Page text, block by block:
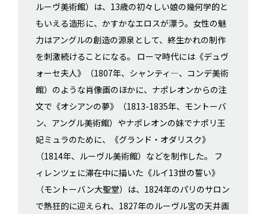
ルーヴ美術館）は、13歳の初々しい娘の幾何学的と
もいえる造形に、かすかなエロスが漂う。女性の魅
力はアングルの創造の源泉として、終生かれの制作
を刺激続けることになる。 ローマ時代には《デュヴ
ォーセ夫人》（1807年、シャンティ―、コンデ美術
館）のような肖像画のほかに、ナポレオンからの注
文で《オシアンの夢》（1813-1835年、モントーバ
ン、アングル美術館）やナポレオンの妹でナポリ王
妃ミュラのために、《グランド・オダリスク》
（1814年、ルーヴル美術館）などを制作した。 フ
ィレンツェに滞在中に描いた《ルイ13世の誓い》
（モントーバン大聖堂）は、1824年のパリのサロン
で熱狂的に迎えられ、1827年のルーヴル宮の天井画